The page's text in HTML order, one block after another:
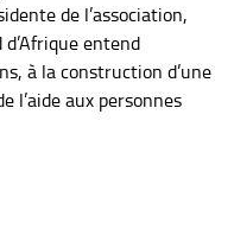
de l’association,
d’Afrique entend
à la construction d’une
l’aide aux personnes